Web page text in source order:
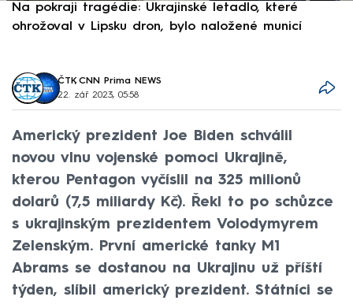
Na pokraji tragédie: Ukrajinské letadlo, které
ohrožoval v Lipsku dron, bylo naložené municí
ČTK, CNN Prima NEWS
22. zář 2023, 05:58
Americký prezident Joe Biden schválil
novou vlnu vojenské pomoci Ukrajině,
kterou Pentagon vyčíslil na 325 milionů
dolarů (7,5 miliardy Kč). Řekl to po schůzce
s ukrajinským prezidentem Volodymyrem
Zelenským. První americké tanky M1
Abrams se dostanou na Ukrajinu už příští
týden, slíbil americký prezident. Státníci se